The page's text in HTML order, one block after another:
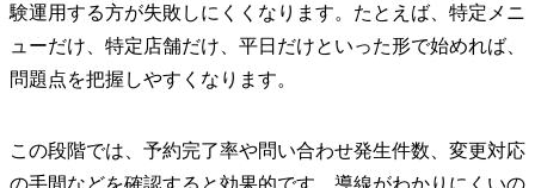
験運用する方が失敗しにくくなります。たとえば、特定メニ
ューだけ、特定店舗だけ、平日だけといった形で始めれば、
問題点を把握しやすくなります。
この段階では、予約完了率や問い合わせ発生件数、変更対応
の手間などを確認すると効果的です。導線がわかりにくいの